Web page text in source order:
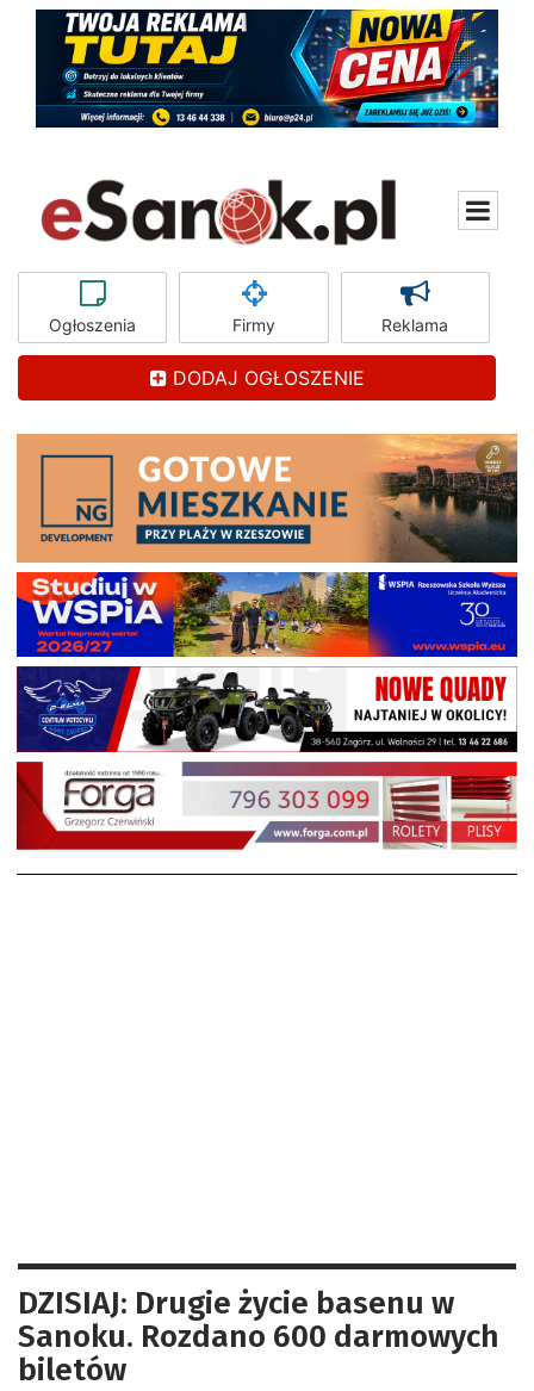
Ogłoszenia Firmy Reklama
DODAJ OGŁOSZENIE
DZISIAJ: Drugie życie basenu w
Sanoku. Rozdano 600 darmowych
biletów